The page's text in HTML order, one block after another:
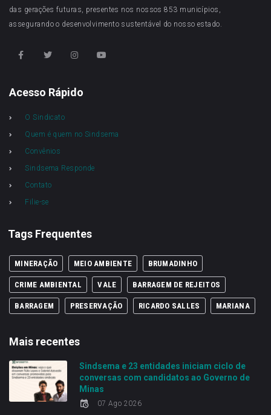
das gerações futuras, presentes nos nossos 853 municípios,
assegurando o desenvolvimento sustentável do nosso estado.
Acesso Rápido
O Sindicato
Quem é quem no Sindsema
Convênios
Sindsema Responde
Contato
Filie-se
Tags Frequentes
MINERAÇÃO MEIO AMBIENTE BRUMADINHO
CRIME AMBIENTAL VALE BARRAGEM DE REJEITOS
BARRAGEM PRESERVAÇÃO RICARDO SALLES MARIANA
Mais recentes
Sindsema e 23 entidades iniciam ciclo de
conversas com candidatos ao Governo de
Minas
07 Ago 2026